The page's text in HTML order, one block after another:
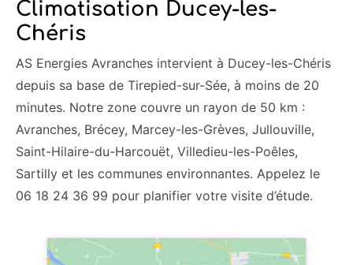
Climatisation Ducey-les-
Chéris
AS Energies Avranches intervient à Ducey-les-Chéris
depuis sa base de Tirepied-sur-Sée, à moins de 20
minutes. Notre zone couvre un rayon de 50 km :
Avranches, Brécey, Marcey-les-Grèves, Jullouville,
Saint-Hilaire-du-Harcouët, Villedieu-les-Poêles,
Sartilly et les communes environnantes. Appelez le
06 18 24 36 99 pour planifier votre visite d’étude.